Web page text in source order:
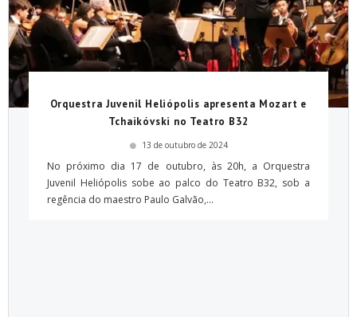
Orquestra Juvenil Heliópolis apresenta Mozart e
Tchaikóvski no Teatro B32
13 de outubro de 2024
No próximo dia 17 de outubro, às 20h, a Orquestra
Juvenil Heliópolis sobe ao palco do Teatro B32, sob a
regência do maestro Paulo Galvão,...